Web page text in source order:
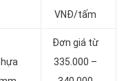
VNĐ/tấm
Đơn giá từ
335.000 –